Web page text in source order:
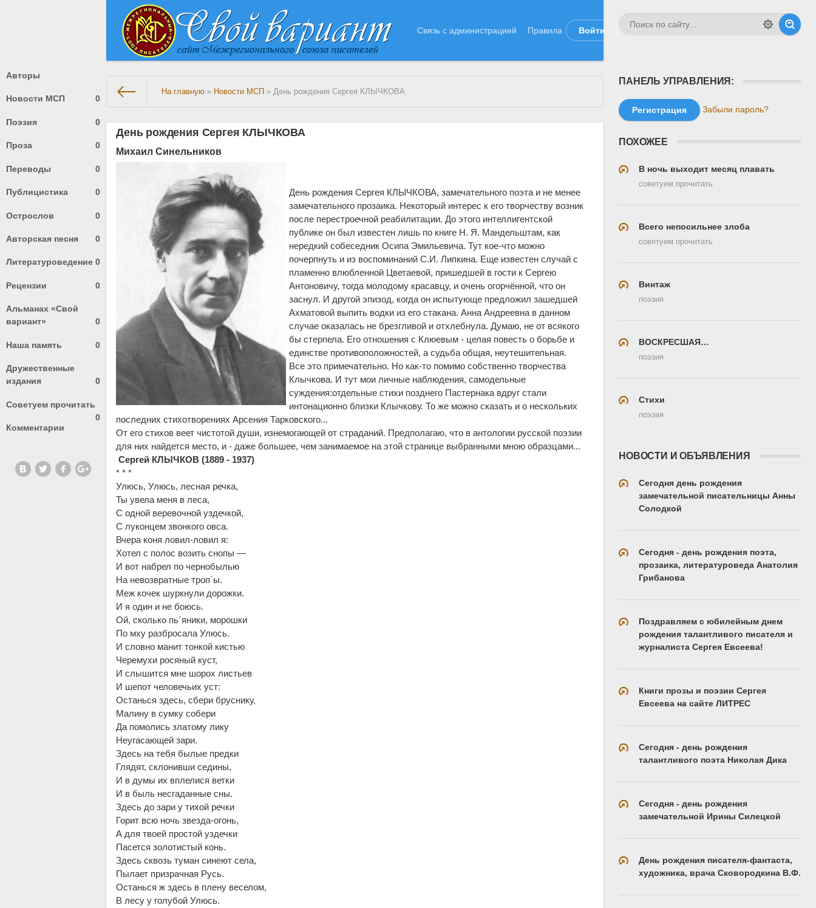
Связь с администрацией Правила Войти
Авторы
Новости МСП 0
Поэзия 0
Проза 0
Переводы 0
Публицистика 0
Острослов 0
Авторская песня 0
Литературоведение 0
Рецензии 0
Альманах «Свой
вариант»
0
Наша память 0
Дружественные
издания
0
Советуем прочитать
0
Комментарии
На главную » Новости МСП » День рождения Сергея КЛЫЧКОВА
День рождения Сергея КЛЫЧКОВА
Михаил Синельников
День рождения Сергея КЛЫЧКОВА, замечательного поэта и не менее
замечательного прозаика. Некоторый интерес к его творчеству возник
после перестроечной реабилитации. До этого интеллигентской
публике он был известен лишь по книге Н. Я. Мандельштам, как
нередкий собеседник Осипа Эмильевича. Тут кое-что можно
почерпнуть и из воспоминаний С.И. Липкина. Еще известен случай с
пламенно влюбленной Цветаевой, пришедшей в гости к Сергею
Антоновичу, тогда молодому красавцу, и очень огорчённой, что он
заснул. И другой эпизод, когда он испытующе предложил зашедшей
Ахматовой выпить водки из его стакана. Анна Андреевна в данном
случае оказалась не брезгливой и отхлебнула. Думаю, не от всякого
бы стерпела. Его отношения с Клюевым - целая повесть о борьбе и
единстве противоположностей, а судьба общая, неутешительная.
Все это примечательно. Но как-то помимо собственно творчества
Клычкова. И тут мои личные наблюдения, самодельные
суждения:отдельные стихи позднего Пастернака вдруг стали
интонационно близки Клычкову. То же можно сказать и о нескольких
последних стихотворениях Арсения Тарковского...
От его стихов веет чистотой души, изнемогающей от страданий. Предполагаю, что в антологии русской поэзии
для них найдется место, и - даже большее, чем занимаемое на этой странице выбранными мною образцами...
Сергей КЛЫЧКОВ (1889 - 1937)
* * *
Улюсь, Улюсь, лесная речка,
Ты увела меня в леса,
С одной веревочной уздечкой,
С луконцем звонкого овса.
Вчера коня ловил-ловил я:
Хотел с полос возить снопы —
И вот набрел по чернобылью
На невозвратные троп´ы.
Меж кочек шуркнули дорожки.
И я один и не боюсь.
Ой, сколько пь´яники, морошки
По мху разбросала Улюсь.
И словно манит тонкой кистью
Черемухи росяный куст,
И слышится мне шорох листьев
И шепот человечьих уст:
Останься здесь, сбери бруснику,
Малину в сумку собери
Да помолись златому лику
Неугасающей зари.
Здесь на тебя былые предки
Глядят, склонивши седины,
И в думы их вплелися ветки
И в быль несгаданные сны.
Здесь до зари у тихой речки
Горит всю ночь звезда-огонь,
А для твоей простой уздечки
Пасется золотистый конь.
Здесь сквозь туман синеют села,
Пылает призрачная Русь.
Останься ж здесь в плену веселом,
В лесу у голубой Улюсь.
ПАНЕЛЬ УПРАВЛЕНИЯ:
Регистрация Забыли пароль?
ПОХОЖЕЕ
В ночь выходит месяц плавать
советуем прочитать
Всего непосильнее злоба
советуем прочитать
Винтаж
поэзия
ВОСКРЕСШАЯ…
поэзия
Стихи
поэзия
НОВОСТИ И ОБЪЯВЛЕНИЯ
Сегодня день рождения
замечательной писательницы Анны
Солодкой
Сегодня - день рождения поэта,
прозаика, литературоведа Анатолия
Грибанова
Поздравляем с юбилейным днем
рождения талантливого писателя и
журналиста Сергея Евсеева!
Книги прозы и поэзии Сергея
Евсеева на сайте ЛИТРЕС
Сегодня - день рождения
талантливого поэта Николая Дика
Сегодня - день рождения
замечательной Ирины Силецкой
День рождения писателя-фантаста,
художника, врача Сковородкина В.Ф.